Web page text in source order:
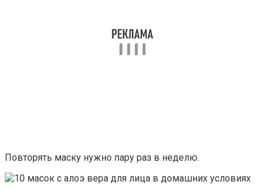
Повторять маску нужно пару раз в неделю.